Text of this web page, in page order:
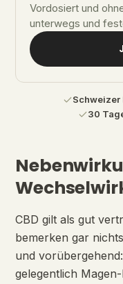
Vordosiert und
unterwegs und
Schweizer
30
CBD gilt als gut
bemerken gar
und
gelegentlich